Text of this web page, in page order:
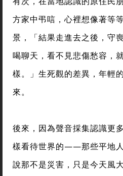
方家中弔唁，心裡想像著等
景，「結果走進去之後，守
喝聊天，看不見悲傷愁容，
樣。」生死觀的差異，年輕
來。
後來，因為聲音採集認識更
樣看待世界的——那些平地
說那不是災害，只是今天風